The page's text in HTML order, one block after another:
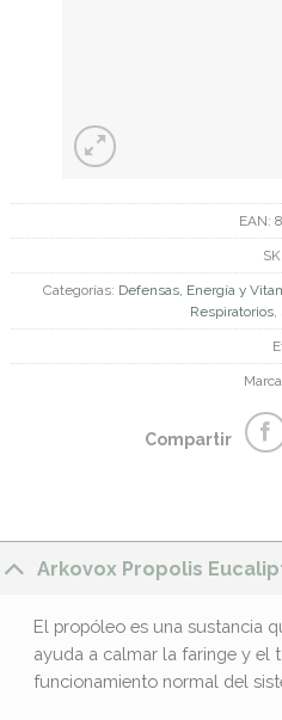
EAN:
Categorías: Defensas, Energía y
Respiratorios,
Compartir
Arkovox Propolis
El propóleo es una sustancia
ayuda a calmar la faringe y el
funcionamiento normal del